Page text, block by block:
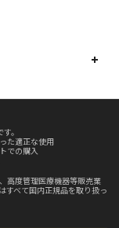
。
た適正な使用
での購入
高度管理医療機器等販売業
すべて国内正規品を取り扱っ